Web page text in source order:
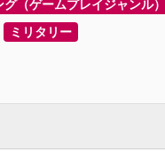
（ゲームプレイジャンル）
ミリタリー